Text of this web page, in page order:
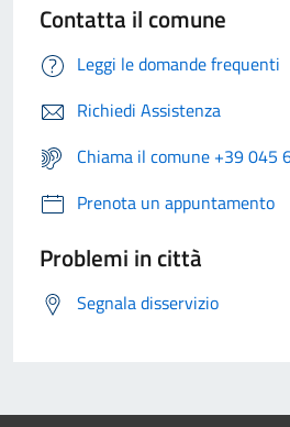
Contatta il comune
Leggi le domande frequenti
Richiedi Assistenza
Chiama il comune +39 045
Prenota un appuntamento
Problemi in città
Segnala disservizio